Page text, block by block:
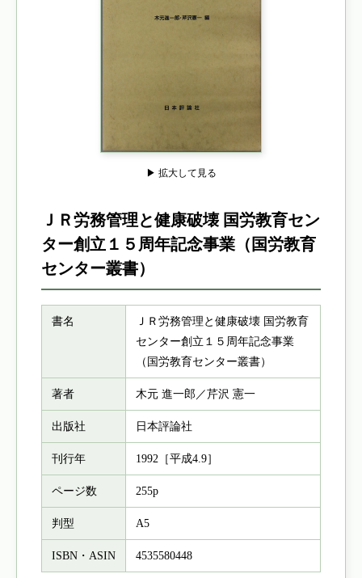
▶ 拡大して見る
ＪＲ労務管理と健康破壊 国労教育セン
ター創立１５周年記念事業（国労教育
センター叢書）
書名
ＪＲ労務管理と健康破壊 国労教育
センター創立１５周年記念事業
（国労教育センター叢書）
著者 木元 進一郎／芹沢 憲一
出版社 日本評論社
刊行年 1992［平成4.9］
ページ数 255p
判型 A5
ISBN・ASIN 4535580448